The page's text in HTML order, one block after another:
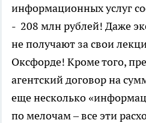
информационных услуг
- 208 млн рублей! Даже
не получают за свои
Оксфорде! Кроме того,
агентский договор на
еще несколько
по мелочам – все эти